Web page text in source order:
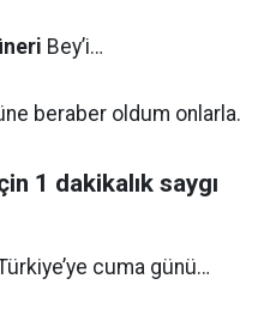
Bey’i…
beraber oldum onlarla.
1 dakikalık saygı
cuma günü…